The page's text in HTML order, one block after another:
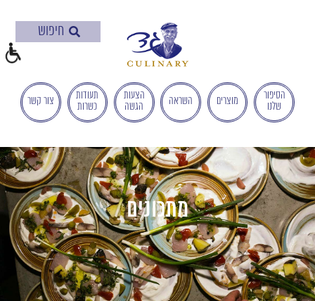
הישראלי
לְהַנְגָּשָׁת
אָתָרִים".
הַמְּסַיַּעַת
לִנְגִישׁוּת
הָאֲתָר.
לִפְתִיחַת
תַּפְרִיט
הֵנְּגִישׁוּת
לְחַץ
ALT+0
הסיפור
שלנו
מוצרים השראה
הצעות
הגשה
תעודות
כשרות
צור קשר
מתכונים